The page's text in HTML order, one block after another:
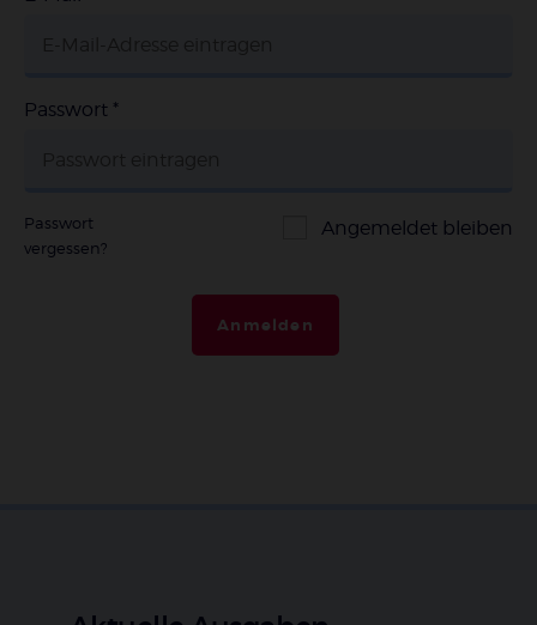
Passwort *
Passwort
vergessen?
Angemeldet bleiben
Anmelden